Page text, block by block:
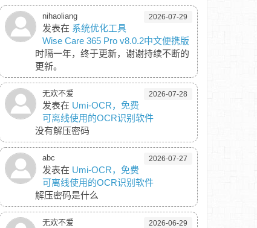
nihaoliang 2026-07-29
发表在 系统优化工具
Wise Care 365 Pro v8.0.2中文便携版
时隔一年，终于更新，谢谢持续不断的
更新。
无欢不爱 2026-07-28
发表在 Umi-OCR，免费
可离线使用的OCR识别软件
没有解压密码
abc 2026-07-27
发表在 Umi-OCR，免费
可离线使用的OCR识别软件
解压密码是什么
无欢不爱 2026-06-29